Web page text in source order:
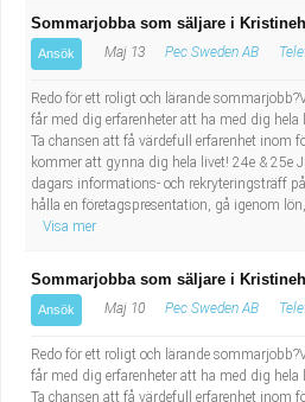
Sommarjobba som säljare i
Ansök Maj 13 Pec Sweden AB
Redo för ett roligt och lärande
får med dig erfarenheter att ha med dig hela
Ta chansen att få värdefull erfarenhet inom
kommer att gynna dig hela livet! 24e & 25e
dagars informations- och rekryteringsträff
hålla en företagspresentation, gå igenom
Visa mer
Sommarjobba som säljare i
Ansök Maj 10 Pec Sweden AB
Redo för ett roligt och lärande
får med dig erfarenheter att ha med dig hela
Ta chansen att få värdefull erfarenhet inom